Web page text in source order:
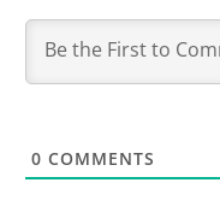
0 COMMENTS